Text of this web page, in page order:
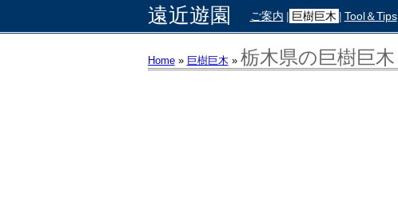
遠近遊園 ご案内 | 巨樹巨木 | Tool＆Tips
Home» 巨樹巨木 » 栃木県の巨樹巨木